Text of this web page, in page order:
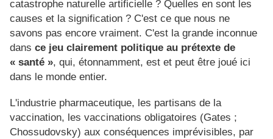
catastrophe naturelle artificielle ? Quelles en sont les
causes et la signification ? C'est ce que nous ne
savons pas encore vraiment. C'est la grande inconnue
dans ce jeu clairement politique au prétexte de
« santé », qui, étonnamment, est et peut être joué ici
dans le monde entier.
L'industrie pharmaceutique, les partisans de la
vaccination, les vaccinations obligatoires (Gates ;
Chossudovsky) aux conséquences imprévisibles, par